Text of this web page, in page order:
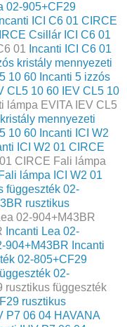
02-905+CF29
Incanti ICI C6 01 CIRCE
Csillár ICI C6 01
01 Incanti ICI C6 01
kristály mennyezeti
10 60 Incanti 5 izzós
CL5 10 60 IEV CL5 10
lámpa EVITA IEV CL5
mennyezeti
10 60 Incanti ICI W2
ICI W2 01 CIRCE
CIRCE Fali lámpa
lámpa ICI W2 01
függeszték 02-
rusztikus
02-904+M43BR
Incanti Lea 02-
904+M43BR Incanti
02-805+CF29
02-
rusztikus függeszték
rusztikus
P7 06 04 HAVANA